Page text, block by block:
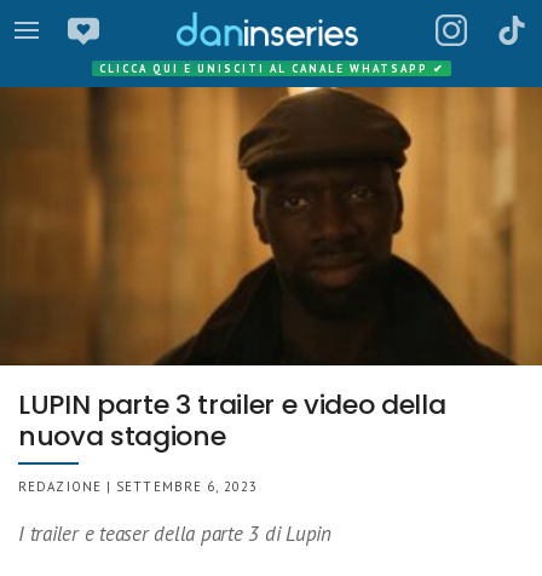
CLICCA QUI E UNISCITI AL CANALE WHATSAPP ✔
LUPIN parte 3 trailer e video della
nuova stagione
REDAZIONE | SETTEMBRE 6, 2023
I trailer e teaser della parte 3 di Lupin